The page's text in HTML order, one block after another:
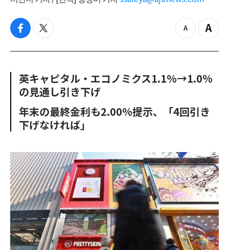
f
c
o
o
t
i
e
r
z
o
u
Z
o
n
英キャピタル・エコノミクス1.1%→1.0%
の見通し引き下げ
年末の最終金利も2.00%提示、「4回引き
下げなければ」